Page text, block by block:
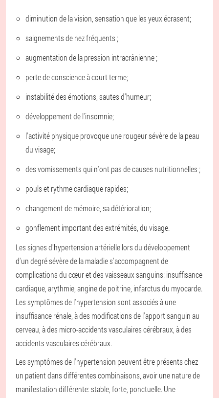
diminution de la vision, sensation que les yeux écrasent;
saignements de nez fréquents ;
augmentation de la pression intracrânienne ;
perte de conscience à court terme;
instabilité des émotions, sautes d'humeur;
développement de l'insomnie;
l'activité physique provoque une rougeur sévère de la peau
du visage;
des vomissements qui n'ont pas de causes nutritionnelles ;
pouls et rythme cardiaque rapides;
changement de mémoire, sa détérioration;
gonflement important des extrémités, du visage.
Les signes d'hypertension artérielle lors du développement
d'un degré sévère de la maladie s'accompagnent de
complications du cœur et des vaisseaux sanguins: insuffisance
cardiaque, arythmie, angine de poitrine, infarctus du myocarde.
Les symptômes de l'hypertension sont associés à une
insuffisance rénale, à des modifications de l'apport sanguin au
cerveau, à des micro-accidents vasculaires cérébraux, à des
accidents vasculaires cérébraux.
Les symptômes de l'hypertension peuvent être présents chez
un patient dans différentes combinaisons, avoir une nature de
manifestation différente: stable, forte, ponctuelle. Une